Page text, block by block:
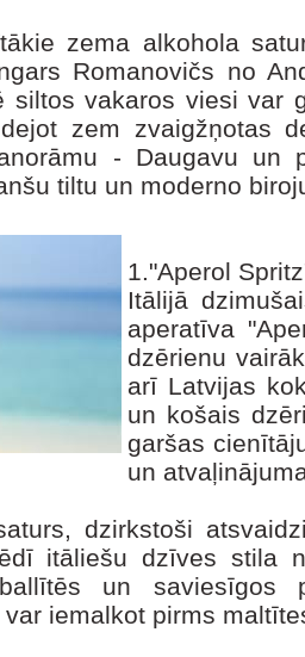
zema alkohola
Romanovičs no
siltos vakaros viesi var
zem zvaigžņotas
- Daugavu
tiltu un moderno
1."Aperol
Itālijā
aperatīva
dzērienu
arī Latvijas
un košais
garšas
un
dzirkstoši
itāliešu dzīves stila
un saviesīgos
iemalkot pirms